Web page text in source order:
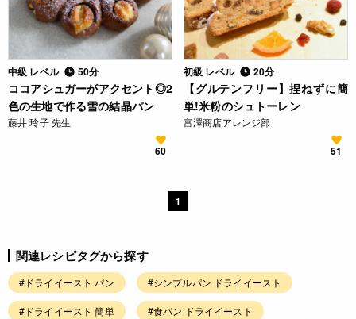
中級 レベル 50分
ココアシュガーがアクセント◎2
色の生地で作る雪の結晶パン
藤井 玲子 先生
60
初級 レベル 20分
【グルテンフリー】捏ねずに簡
単!米粉のシュトーレン
富澤商店アレンジ部
51
1
関連レシピタグから探す
#ドライイースト パン #シンプルパン ドライイースト
#ドライイースト 簡単 #食パン ドライイースト